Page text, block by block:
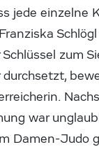
jede
zum
war
Damen-Judo